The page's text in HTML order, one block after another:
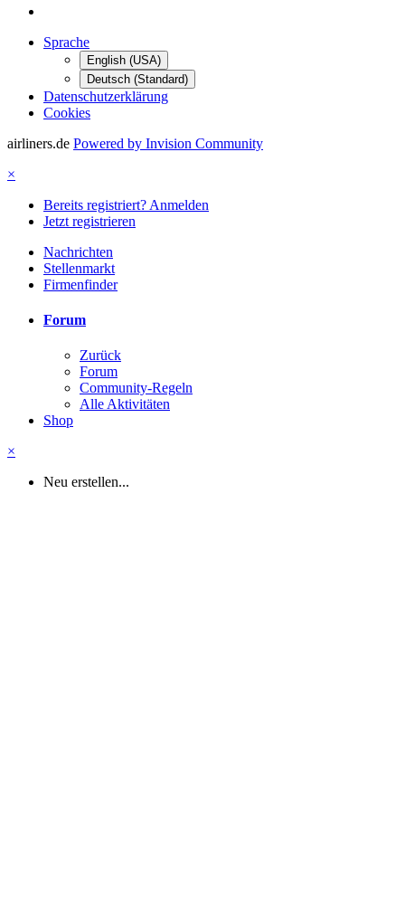
Sprache
English (USA)
Deutsch (Standard)
Datenschutzerklärung
Cookies
airliners.de Powered by Invision Community
×
Bereits registriert? Anmelden
Jetzt registrieren
Nachrichten
Stellenmarkt
Firmenfinder
Forum
Zurück
Forum
Community-Regeln
Alle Aktivitäten
Shop
×
Neu erstellen...